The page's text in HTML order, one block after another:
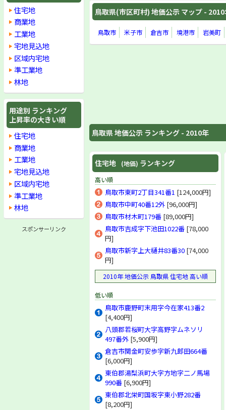
鳥取県(市区町村) 地価公示 マップ -
鳥取市 米子市 倉吉市 境港市 岩美町
鳥取県 地価公示 ランキング - 2010年
住宅地 (地価) ランキング
高い順
鳥取市東町2丁目341番1 [124,000円]
鳥取市中町40番12外 [96,000円]
鳥取市材木町179番 [89,000円]
鳥取市吉成字下池田1022番 [78,000
円]
鳥取市新字上大樋井83番30 [74,000
円]
2010年 地価公示 鳥取県 住宅地 高い順
低い順
鳥取市鹿野町末用字今在家413番2
[4,400円]
八頭郡若桜町大字高野字ムネソリ
497番外 [5,900円]
倉吉市関金町安歩字新九郎田664番
[6,000円]
東伯郡湯梨浜町大字方地字二ノ馬場
990番 [6,900円]
東伯郡北栄町国坂字東小野282番
[8,200円]
住宅地
商業地
工業地
宅地見込地
区域内宅地
準工業地
林地
用途別 ランキング
上昇率の大きい順
住宅地
商業地
工業地
宅地見込地
区域内宅地
準工業地
林地
スポンサーリンク